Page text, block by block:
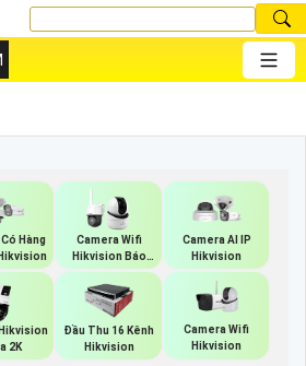
Hàng
Camera Wifi
Hikvision Báo
Động
Camera AI IP
Hikvision
2K
Đầu Thu 16 Kênh
Hikvision
Camera Wifi
Hikvision